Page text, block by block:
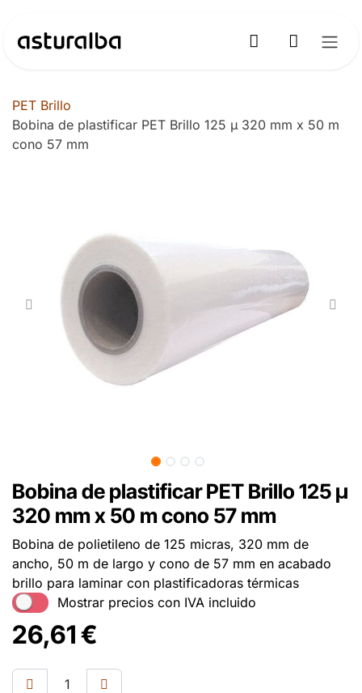
PET Brillo
Bobina de plastificar PET Brillo 125 µ 320 mm x 50 m
cono 57 mm
Bobina de plastificar PET Brillo 125 µ
320 mm x 50 m cono 57 mm
Bobina de polietileno de 125 micras, 320 mm de
ancho, 50 m de largo y cono de 57 mm en acabado
brillo para laminar con plastificadoras térmicas
Mostrar precios con IVA incluido
26,61€